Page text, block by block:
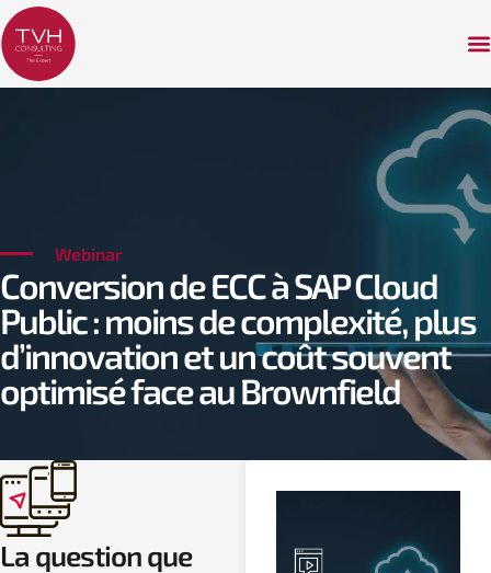
Webinar
Conversion de ECC à SAP Cloud
Public : moins de complexité, plus
d’innovation et un coût souvent
optimisé face au Brownfield
La question que